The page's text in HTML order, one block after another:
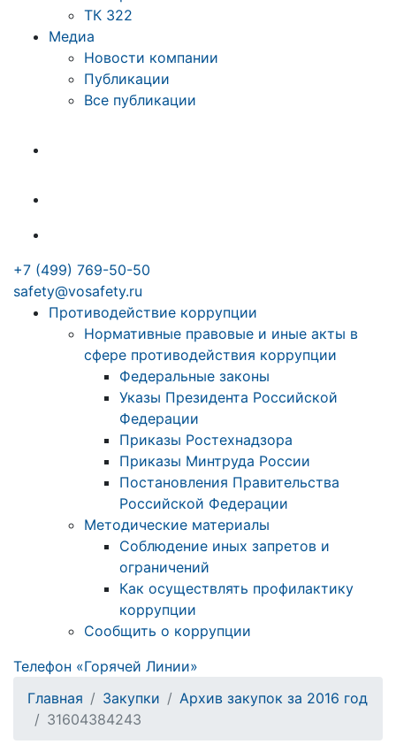
ТК 322
Медиа
Новости компании
Публикации
Все публикации
+7 (499) 769-50-50
safety@vosafety.ru
Противодействие коррупции
Нормативные правовые и иные акты в
сфере противодействия коррупции
Федеральные законы
Указы Президента Российской
Федерации
Приказы Ростехнадзора
Приказы Минтруда России
Постановления Правительства
Российской Федерации
Методические материалы
Соблюдение иных запретов и
ограничений
Как осуществлять профилактику
коррупции
Сообщить о коррупции
Телефон «Горячей Линии»
Главная
Закупки
Архив закупок за 2016 год
31604384243